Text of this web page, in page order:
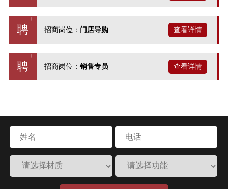
聘 招商岗位： 门店导购
聘 招商岗位： 销售专员